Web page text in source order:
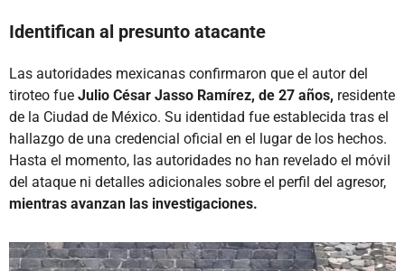
Identifican al presunto atacante
Las autoridades mexicanas confirmaron que el autor del
tiroteo fue Julio César Jasso Ramírez, de 27 años, residente
de la Ciudad de México. Su identidad fue establecida tras el
hallazgo de una credencial oficial en el lugar de los hechos.
Hasta el momento, las autoridades no han revelado el móvil
del ataque ni detalles adicionales sobre el perfil del agresor,
mientras avanzan las investigaciones.